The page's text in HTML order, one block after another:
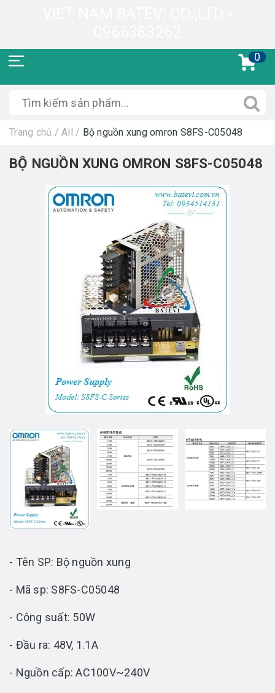
0
Trang chủ / All / Bộ nguồn xung omron S8FS-C05048
BỘ NGUỒN XUNG OMRON S8FS-C05048
- Tên SP: Bộ nguồn xung
- Mã sp: S8FS-C05048
- Công suất: 50W
- Đầu ra: 48V, 1.1A
- Nguồn cấp: AC100V~240V